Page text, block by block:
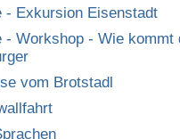
- Exkursion Eisenstadt
- Workshop - Wie kommt
vom Brotstadl